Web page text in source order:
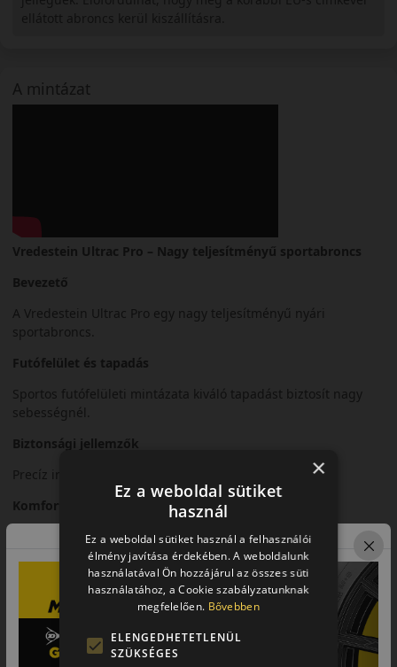
A mintázat
Vredestein Ultrac Pro – Nagy teljesítményű sportabroncs
Bevezető
A Vredestein Ultrac Pro egy nagy teljesítményű nyári
sportabroncs.
Futófelület és tapadás
Sportos futófelületi mintázata kiváló tapadást biztosít nagy
sebességnél.
Biztonsági jellemzők
Precíz irányíthatóság és stabil kanyarvétel.
Komfort és zajszint
Sportos karakter mellett is kiegyensúlyozott komfort.
Felhasználási ajánlás
Sportos személyautókhoz és prémium járművekhez.
Összegzés
Az Ultrac Pro a sportos vezetéshez készült modern abroncs.
×
Ez a weboldal sütiket
használ
Ez a weboldal sütiket használ a felhasználói
élmény javítása érdekében. A weboldalunk
használatával Ön hozzájárul az összes süti
használatához, a Cookie szabályzatunknak
megfelelően. Bővebben
ELENGEDHETETLENÜL
SZÜKSÉGES